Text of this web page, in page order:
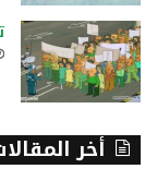
أخر